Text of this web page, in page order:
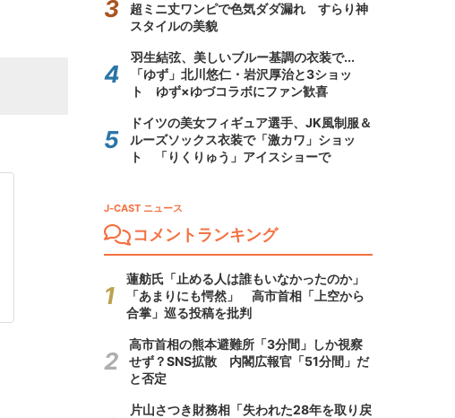
超ミニ丈ワンピで色気ダダ漏れ すらり神
スタイルの美貌
羽生結弦、美しいブルー基調の衣装で...
「ゆず」北川悠仁・岩沢厚治と3ショッ
ト ゆず×ゆづコラボにファン歓喜
ドイツの美女フィギュア選手、JK風制服＆
ルーズソックス衣装で「激カワ」ショッ
ト 「りくりゅう」アイスショーで
J-CAST ニュース
コメントランキング
蓮舫氏「止める人は誰もいなかったのか」
「あまりにも愕然」 高市首相「上空から
合掌」巡る投稿を批判
高市首相の熊本避難所「3分間」しか視察
せず？SNS拡散 内閣広報官「51分間」だ
と否定
片山さつき財務相「失われた28年を取り戻